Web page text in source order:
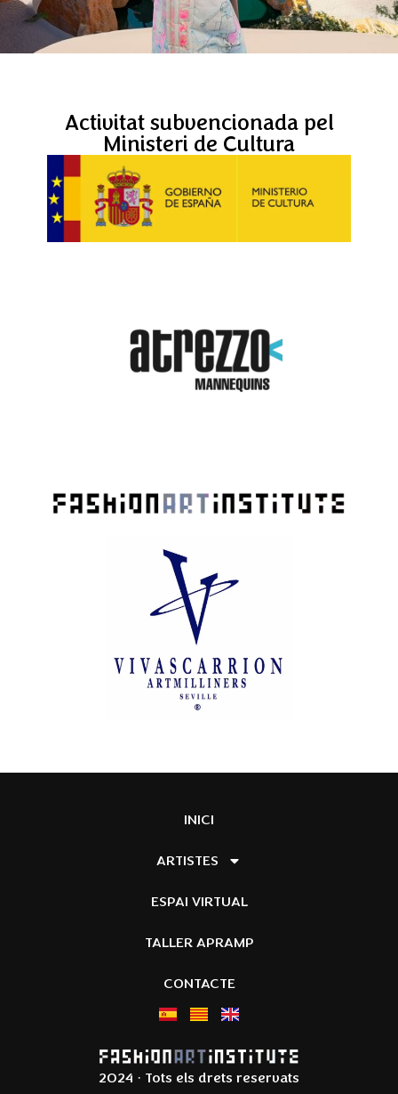
Activitat subvencionada pel
Ministeri de Cultura
2024 · Tots els drets reservats
INICI
ARTISTES
ESPAI VIRTUAL
TALLER APRAMP
CONTACTE